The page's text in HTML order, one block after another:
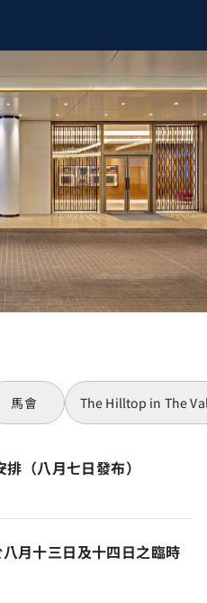
馬會 The Hilltop in The
（八月七日發布）
月十三日及十四日之臨時